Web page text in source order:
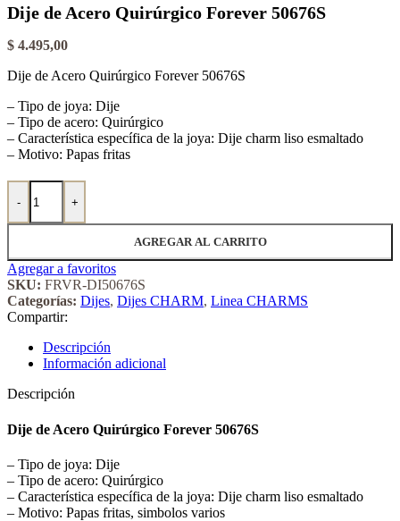
Dije de Acero Quirúrgico Forever 50676S
$ 4.495,00
Dije de Acero Quirúrgico Forever 50676S
– Tipo de joya: Dije
– Tipo de acero: Quirúrgico
– Característica específica de la joya: Dije charm liso esmaltado
– Motivo: Papas fritas
-
Dije de Acero Quirúrgico Forever 50676S cantidad
+
AGREGAR AL CARRITO
Agregar a favoritos
SKU: FRVR-DI50676S
Categorías: Dijes, Dijes CHARM, Linea CHARMS
Compartir:
Descripción
Información adicional
Descripción
Dije de Acero Quirúrgico Forever 50676S
– Tipo de joya: Dije
– Tipo de acero: Quirúrgico
– Característica específica de la joya: Dije charm liso esmaltado
– Motivo: Papas fritas, simbolos varios